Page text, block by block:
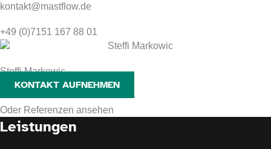
kontakt@mastflow.de
+49 (0)7151 167 88 01
Steffi Markowic
KONTAKT AUFNEHMEN
Oder Referenzen ansehen
Leistungen